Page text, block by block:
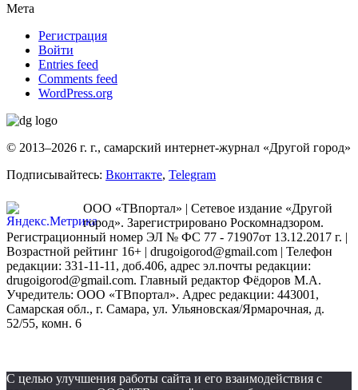
Мета
Регистрация
Войти
Entries feed
Comments feed
WordPress.org
© 2013–2026 г. г., самарский интернет-журнал «Другой город»
Подписывайтесь: Вконтакте, Telegram
ООО «ТВпортал» | Сетевое издание «Другой
город». Зарегистрировано Роскомнадзором.
Регистрационный номер ЭЛ № ФС 77 - 71907от 13.12.2017 г. |
Возрастной рейтинг 16+ | drugoigorod@gmail.com | Телефон
редакции: 331-11-11, доб.406, адрес эл.почты редакции:
drugoigorod@gmail.com. Главный редактор Фёдоров М.А.
Учредитель: ООО «ТВпортал». Адрес редакции: 443001,
Самарская обл., г. Самара, ул. Ульяновская/Ярмарочная, д.
52/55, комн. 6
С целью улучшения работы сайта и его взаимодействия с